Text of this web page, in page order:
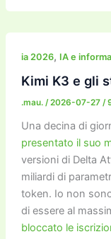
c
e
b
o
o
k
itt
er l
ia 2026, IA e
Kimi K3 e gli
.mau. /2026-07-27 /
Una decina di
presentato il suo
versioni di Delta
miliardi di
token. Io non
di essere al
bloccato le